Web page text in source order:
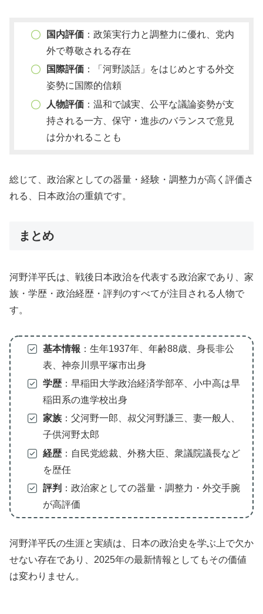
国内評価：政策実行力と調整力に優れ、党内
外で尊敬される存在
国際評価：「河野談話」をはじめとする外交
姿勢に国際的信頼
人物評価：温和で誠実、公平な議論姿勢が支
持される一方、保守・進歩のバランスで意見
は分かれることも
総じて、政治家としての器量・経験・調整力が高く評価さ
れる、日本政治の重鎮です。
まとめ
河野洋平氏は、戦後日本政治を代表する政治家であり、家
族・学歴・政治経歴・評判のすべてが注目される人物で
す。
基本情報 ：生年1937年、年齢88歳、身長非公
表、神奈川県平塚市出身
学歴：早稲田大学政治経済学部卒、小中高は早
稲田系の進学校出身
家族：父河野一郎、叔父河野謙三、妻一般人、
子供河野太郎
経歴：自民党総裁、外務大臣、衆議院議長など
を歴任
評判 ：政治家としての器量・調整力・外交手腕
が高評価
河野洋平氏の生涯と実績は、日本の政治史を学ぶ上で欠か
せない存在であり、2025年の最新情報としてもその価値
は変わりません。